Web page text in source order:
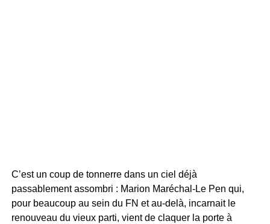
C’est un coup de tonnerre dans un ciel déjà
passablement assombri : Marion Maréchal-Le Pen qui,
pour beaucoup au sein du FN et au-delà, incarnait le
renouveau du vieux parti, vient de claquer la porte à